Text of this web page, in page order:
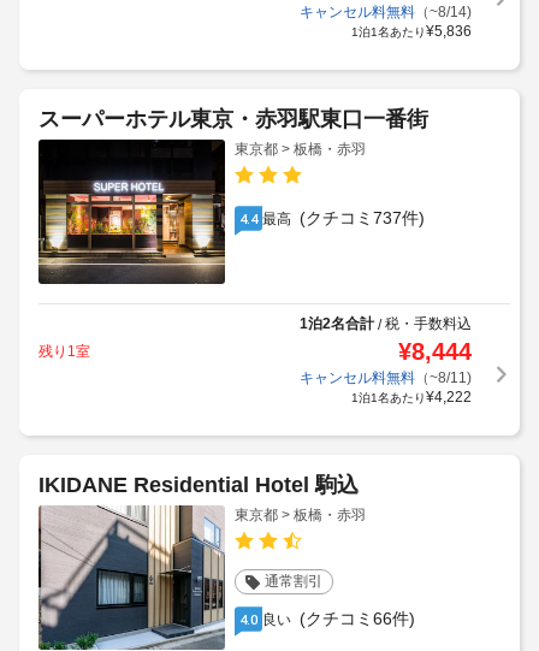
キャンセル料無料（~8/14)
1泊1名あたり¥5,836
スーパーホテル東京・赤羽駅東口一番街
東京都 > 板橋・赤羽
4.4 最高 (クチコミ737件)
1泊2名合計/税・手数料込
残り1室
¥8,444
キャンセル料無料（~8/11)
1泊1名あたり¥4,222
IKIDANE Residential Hotel 駒込
東京都 > 板橋・赤羽
通常割引
4.0 良い (クチコミ66件)